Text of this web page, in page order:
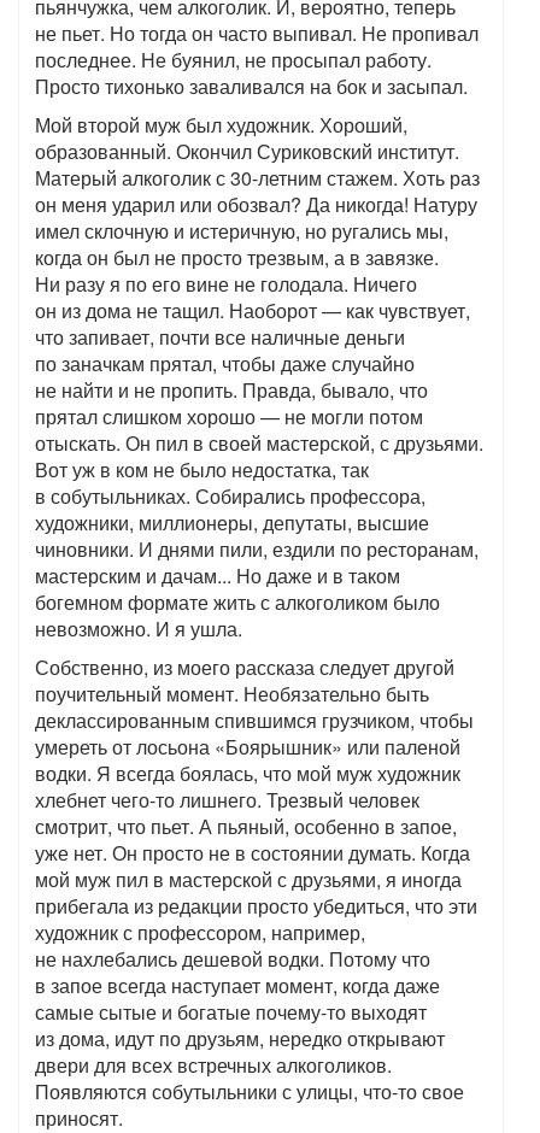
пьянчужка, чем алкоголик. И, вероятно, теперь
не пьет. Но тогда он часто выпивал. Не пропивал
последнее. Не буянил, не просыпал работу.
Просто тихонько заваливался на бок и засыпал.
Мой второй муж был художник. Хороший,
образованный. Окончил Суриковский институт.
Матерый алкоголик с 30-летним стажем. Хоть раз
он меня ударил или обозвал? Да никогда! Натуру
имел склочную и истеричную, но ругались мы,
когда он был не просто трезвым, а в завязке.
Ни разу я по его вине не голодала. Ничего
он из дома не тащил. Наоборот — как чувствует,
что запивает, почти все наличные деньги
по заначкам прятал, чтобы даже случайно
не найти и не пропить. Правда, бывало, что
прятал слишком хорошо — не могли потом
отыскать. Он пил в своей мастерской, с друзьями.
Вот уж в ком не было недостатка, так
в собутыльниках. Собирались профессора,
художники, миллионеры, депутаты, высшие
чиновники. И днями пили, ездили по ресторанам,
мастерским и дачам... Но даже и в таком
богемном формате жить с алкоголиком было
невозможно. И я ушла.
Собственно, из моего рассказа следует другой
поучительный момент. Необязательно быть
деклассированным спившимся грузчиком, чтобы
умереть от лосьона «Боярышник» или паленой
водки. Я всегда боялась, что мой муж художник
хлебнет чего-то лишнего. Трезвый человек
смотрит, что пьет. А пьяный, особенно в запое,
уже нет. Он просто не в состоянии думать. Когда
мой муж пил в мастерской с друзьями, я иногда
прибегала из редакции просто убедиться, что эти
художник с профессором, например,
не нахлебались дешевой водки. Потому что
в запое всегда наступает момент, когда даже
самые сытые и богатые почему-то выходят
из дома, идут по друзьям, нередко открывают
двери для всех встречных алкоголиков.
Появляются собутыльники с улицы, что-то свое
приносят.